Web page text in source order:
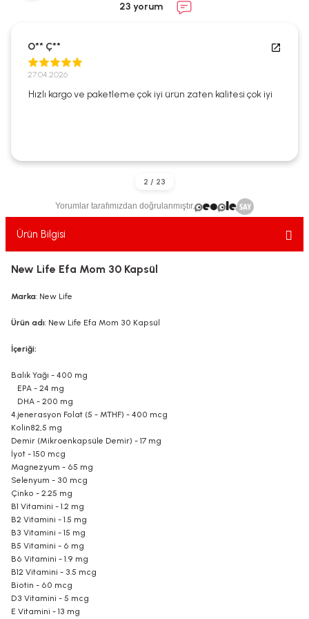
Losyonlar
23 yorum
O** Ç**
27.04.2026
Hızlı kargo ve paketleme çok iyi ürün zaten kalitesi çok iyi
Yorumlar tarafımızdan doğrulanmıştır.
Ürün Bilgisi
New Life Efa Mom 30 Kapsül
Marka: New Life
Ürün adı: New Life Efa Mom 30 Kapsül
İçeriği:
Balık Yağı - 400 mg
EPA - 24 mg
DHA - 200 mg
4.jenerasyon Folat (5 - MTHF) - 400 mcg
Kolin82,5 mg
Demir (Mikroenkapsüle Demir) - 17 mg
İyot - 150 mcg
Magnezyum - 65 mg
Selenyum - 30 mcg
Çinko - 2.25 mg
B1 Vitamini - 1.2 mg
B2 Vitamini - 1.5 mg
B3 Vitamini - 15 mg
B5 Vitamini - 6 mg
B6 Vitamini - 1.9 mg
B12 Vitamini - 3.5 mcg
Biotin - 60 mcg
D3 Vitamini - 5 mcg
E Vitamini - 13 mg